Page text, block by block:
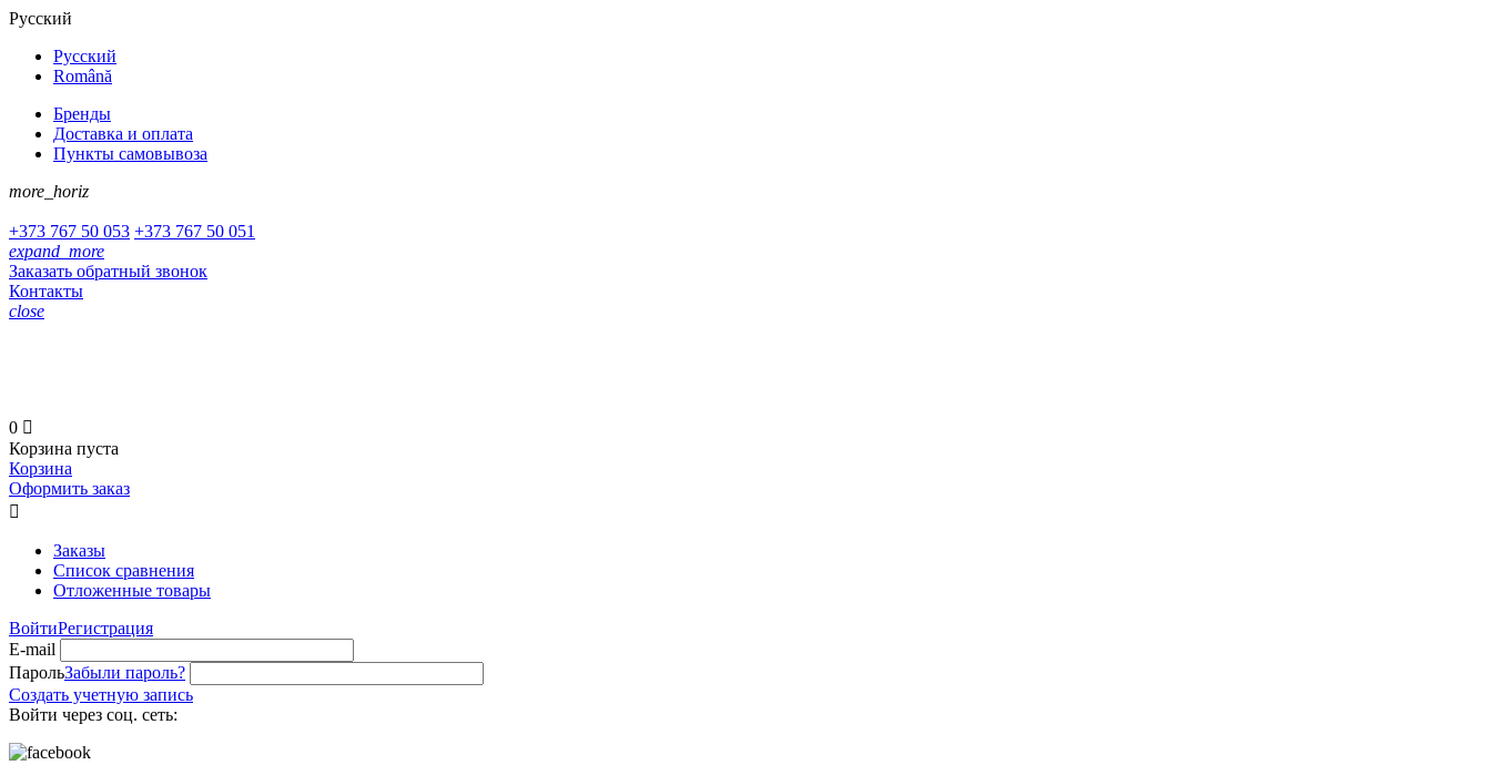
Русский
Русский
Română
Бренды
Доставка и оплата
Пункты самовывоза
more_horiz
+373 767 50 053 +373 767 50 051
expand_more
Заказать обратный звонок
Контакты
close
0 
Корзина пуста
Корзина
Оформить заказ

Заказы
Список сравнения
Отложенные товары
ВойтиРегистрация
E-mail
ПарольЗабыли пароль?
Создать учетную запись
Войти через соц. сеть: